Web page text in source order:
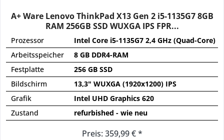
A+ Ware Lenovo ThinkPad X13 Gen 2 i5-1135G7 8GB
RAM 256GB SSD WUXGA IPS FPR...
Prozessor
Intel Core i5-1135G7 2,4 GHz (Quad-Core)
Arbeitsspeicher
8 GB DDR4-RAM
Festplatte
256 GB SSD
Bildschirm
13,3" WUXGA (1920x1200) IPS
Grafik
Intel UHD Graphics 620
Zustand
refurbished - wie neu
Preis: 359,99 € *